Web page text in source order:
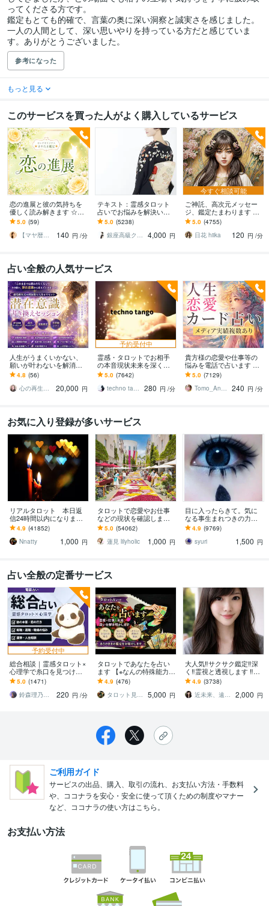
ってくださる方です。
鑑定もとても的確で、言葉の奥に深い洞察と誠実さを感じました。
一人の人間として、深い思いやりを持っている方だと感じていま
参考になった
もっと見る
このサービスを買った人がよく購入しているサービス
恋の進展と彼の気持ちを
優しく読み解きます ☆止
まって見える恋にも、ち
ゃんと意味があります♡
♡
5.0 (59)
【マヤ暦☆ことだま】まやたま鑑定☆セレナ
140 円 /分
テキスト：霊感タロット
占いでお悩みを解決いた
します 【文字数制限な
し】恋愛/仕事/人間関係な
んでもご相談下さい。
5.0 (5238)
銀座高級クラブのママ さくら
4,000 円
今すぐ相談可能
ご神託、高次元メッセー
ジ、鑑定たまわります 天
命、人生総合みさせてい
ただきます
5.0 (4755)
日花 hiika
120 円 /分
占い全般の人気サービス
人生がうまくいかない、
願いが叶わないを解消し
ます 現実を変えるために
努力したのに、自力では
もう無理と感じている
4.8 (56)
心の再生セラピスト YASUKO
20,000 円
予約受付中
霊感・タロットでお相手
の本音現状未来を深く視
ます 恋愛・仕事・家族・
人間関係の本質を見抜き
スピード解決へ
5.0 (7642)
techno tango
280 円 /分
貴方様の恋愛や仕事等の
悩みを電話で占います タ
ロットカード、オラクル
カード、ルノルマンカー
ドを使用します
5.0 (7129)
Tomo_Angel7
240 円 /分
お気に入り登録が多いサービス
リアルタロット 本日返
信24時間以内になります
❤︎タイトルをご確認くださ
い❤︎
4.9 (41852)
Nnatty
1,000 円
タロットで恋愛やお仕事
などの現状を確認します
アドバイスもしっかりお
届けしますので安心して
ください♡
5.0 (54062)
蓮見 lilyholic
1,000 円
目に入ったらきて。気に
なる事生まれつきの力で
視ます 視ましょう恋愛や
仕事などこの先など
4.9 (9769)
syuri
1,500 円
占い全般の定番サービス
予約受付中
総合相談｜霊感タロット×
心理学で糸口を見つけま
す 声を通して伝わる安心
感。迷いや不安にそっと
寄り添います
5.0 (1471)
鈴森理乃｜霊感タロット×心理学
220 円 /分
タロットであなたを占い
ます 【※なんの特殊能力も
無いただの男です】
4.9 (476)
タロット見太郎
5,000 円
大人気‼️サクサク鑑定‼️深
く‼️霊視と透視します ‼️恋
愛、複雑な恋愛、仕事、
人間関係、人生相談/深層
霊視
4.9 (3738)
近未来、遠未来を霊透視！！占い師 紗理奈
2,000 円
ご利用ガイド
サービスの出品、購入、取引の流れ、お支払い方法・手数料
や、ココナラを安心・安全に使って頂くための制度やマナー
など、ココナラの使い方はこちら。
お支払い方法